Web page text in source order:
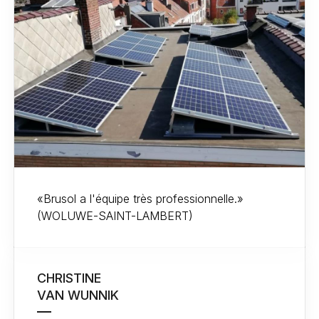
«Brusol a l'équipe très professionnelle.»
(WOLUWE-SAINT-LAMBERT)
CHRISTINE
VAN WUNNIK